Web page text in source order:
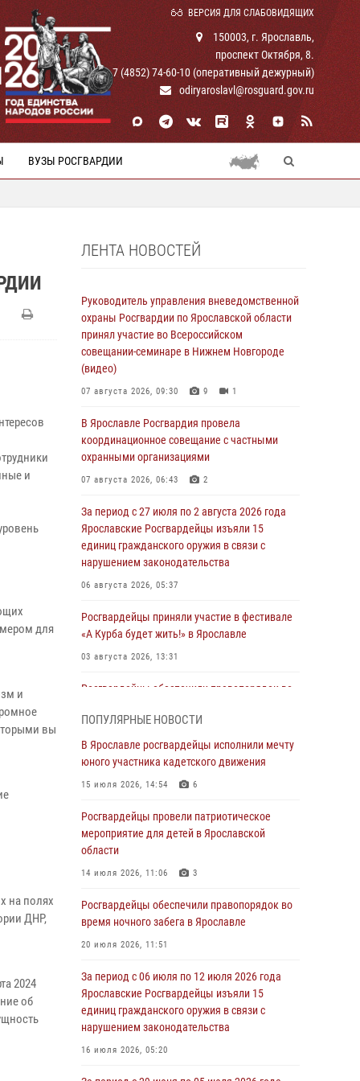
ВЕРСИЯ ДЛЯ СЛАБОВИДЯЩИХ
150003, г. Ярославль,
проспект Октября, 8.
+ 7 (4852) 74-60-10 (оперативный дежурный)
odiryaroslavl@rosguard.gov.ru
ВУЗЫ РОСГВАРДИИ
и
для
и
вы
на полях
ДНР,
2024
об
ЛЕНТА НОВОСТЕЙ
Руководитель управления вневедомственной
охраны Росгвардии по Ярославской области
принял участие во Всероссийском
совещании-семинаре в Нижнем Новгороде
(видео)
07 августа 2026, 09:30 9 1
В Ярославле Росгвардия провела
координационное совещание с частными
охранными организациями
07 августа 2026, 06:43 2
За период с 27 июля по 2 августа 2026 года
Ярославские Росгвардейцы изъяли 15
единиц гражданского оружия в связи с
нарушением законодательства
06 августа 2026, 05:37
Росгвардейцы приняли участие в фестивале
«А Курба будет жить!» в Ярославле
03 августа 2026, 13:31
Росгвардейцы обеспечили правопорядок во
Росгвардейцы обеспечили правопорядок во
время празднования Дня воздушно-
03 августа 2026, 07:24
Ярославские росгвардейцы за прошедшую
неделю совершили более 300 выездов по
03 августа 2026, 07:09
Ярославле
03 августа 2026, 06:20
За период с 20 июля по 26 июля 2026 года
нарушением законодательства
ПОПУЛЯРНЫЕ НОВОСТИ
В Ярославле росгвардейцы исполнили мечту
юного участника кадетского движения
15 июля 2026, 14:54 6
Росгвардейцы провели патриотическое
мероприятие для детей в Ярославской
области
14 июля 2026, 11:06 3
Росгвардейцы обеспечили правопорядок во
время ночного забега в Ярославле
20 июля 2026, 11:51
За период с 06 июля по 12 июля 2026 года
Ярославские Росгвардейцы изъяли 15
единиц гражданского оружия в связи с
нарушением законодательства
16 июля 2026, 05:20